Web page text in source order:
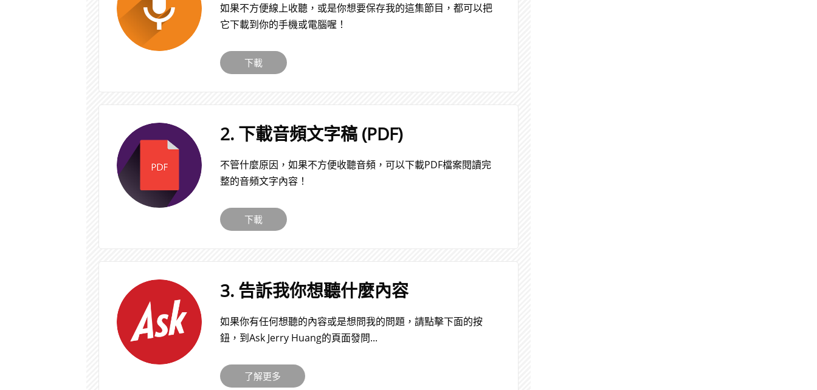
如果不方便線上收聽，或是你想要保存我的這集節目，都可以把
它下載到你的手機或電腦喔！
下載
2. 下載音頻文字稿 (PDF)
不管什麼原因，如果不方便收聽音頻，可以下載PDF檔案閱讀完
整的音頻文字內容！
下載
3. 告訴我你想聽什麼內容
如果你有任何想聽的內容或是想問我的問題，請點擊下面的按
鈕，到Ask Jerry Huang的頁面發問...
​了解更多